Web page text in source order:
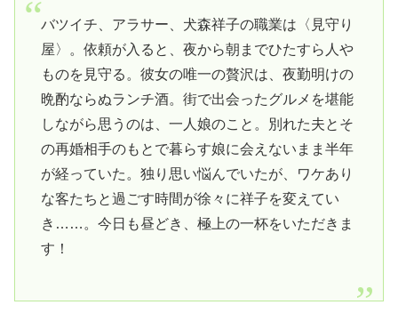
バツイチ、アラサー、犬森祥子の職業は〈見守り
屋〉。依頼が入ると、夜から朝までひたすら人や
ものを見守る。彼女の唯一の贅沢は、夜勤明けの
晩酌ならぬランチ酒。街で出会ったグルメを堪能
しながら思うのは、一人娘のこと。別れた夫とそ
の再婚相手のもとで暮らす娘に会えないまま半年
が経っていた。独り思い悩んでいたが、ワケあり
な客たちと過ごす時間が徐々に祥子を変えてい
き……。今日も昼どき、極上の一杯をいただきま
す！